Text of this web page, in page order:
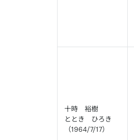
十時 裕樹
ととき ひろき
（1964/7/17）